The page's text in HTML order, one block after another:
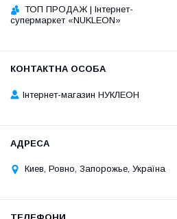
ТОП ПРОДАЖ | Інтернет-
супермаркет «NUKLEON»
Інтернет-магазин НУКЛЕОН
Киев, Ровно, Запорожье, Україна